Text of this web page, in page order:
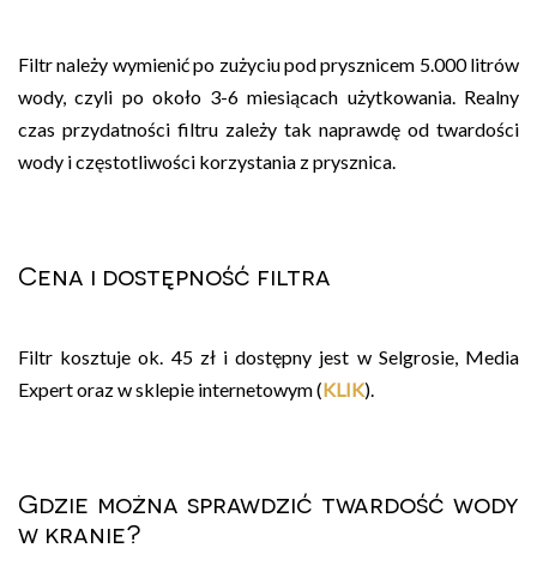
Filtr należy wymienić po zużyciu pod prysznicem 5.000 litrów
wody, czyli po około 3-6 miesiącach użytkowania. Realny
czas przydatności filtru zależy tak naprawdę od twardości
wody i częstotliwości korzystania z prysznica.
Cena i dostępność filtra
Filtr kosztuje ok. 45 zł i dostępny jest w Selgrosie, Media
Expert oraz w sklepie internetowym (KLIK).
Gdzie można sprawdzić twardość wody
w kranie?